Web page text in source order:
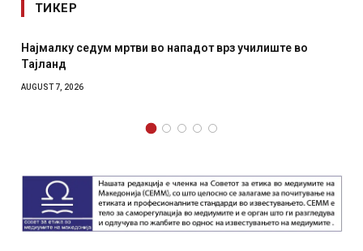
ТИКЕР
Најмалку седум мртви во нападот врз училиште во
Тајланд
AUGUST 7, 2026